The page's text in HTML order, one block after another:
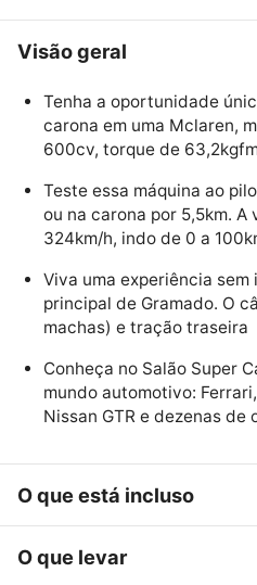
Visão geral
Tenha a oportunidade
carona em uma Mclaren,
600cv, torque de
Teste essa máquina ao
ou na carona por 5,5km.
324km/h, indo de 0 a
Viva uma experiência sem
principal de Gramado. O
machas) e tração traseira
Conheça no Salão Super
mundo automotivo:
Nissan GTR e dezenas
O que está incluso
O que levar